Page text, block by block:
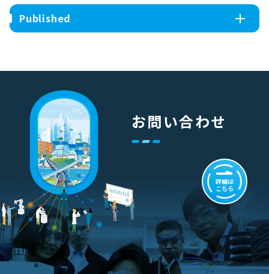
Published
お問い合わせ
詳細は
こちら